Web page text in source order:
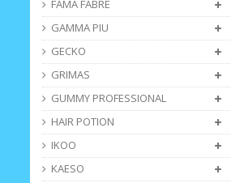
FAMA FABRE
GAMMA PIU
GECKO
GRIMAS
GUMMY PROFESSIONAL
HAIR POTION
IKOO
KAESO